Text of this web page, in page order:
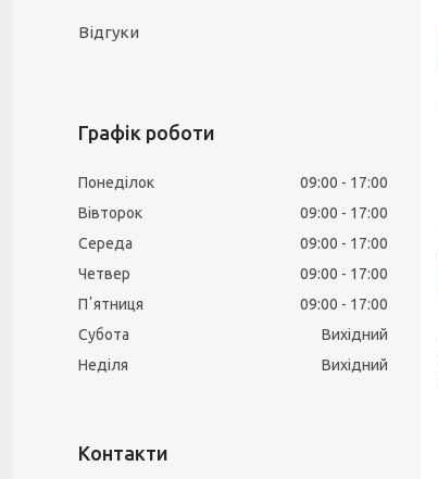
Відгуки
Графік роботи
Понеділок 09:00
17:00
Вівторок
09:00
17:00
Середа
09:00
17:00
Четвер
09:00
17:00
Пʼятниця
09:00
17:00
Субота
Вихідний
Неділя
Вихідний